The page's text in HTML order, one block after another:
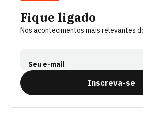
Fique ligado
Nos acontecimentos mais relevantes
Seu e-mail
Inscreva-se